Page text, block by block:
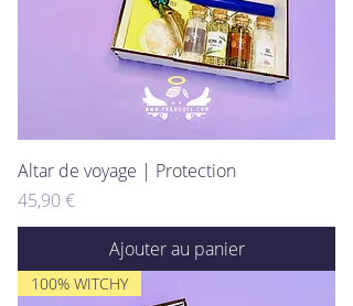
Altar de voyage | Protection
Prix
45,90 €
Ajouter au panier
100% WITCHY